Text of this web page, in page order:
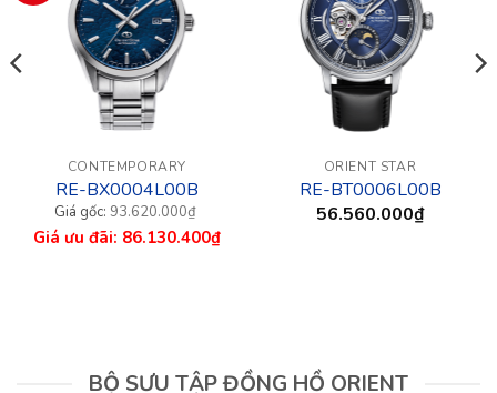
CONTEMPORARY
RE-BX0004L00B
93.620.000₫
gốc
là: 86.130.400₫
hiện
tại
ORIENT STAR
RE-BT0006L00B
56.560.000₫
BỘ SƯU TẬP ĐỒNG HỒ ORIENT